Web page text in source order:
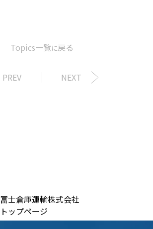
PREV
Topics一覧に戻る
NEXT
冨士倉庫運輸株式会社
トップページ